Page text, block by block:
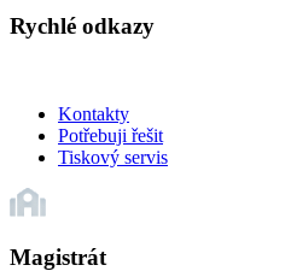
Rychlé odkazy
Kontakty
Potřebuji řešit
Tiskový servis
Magistrát